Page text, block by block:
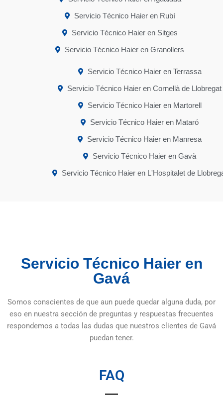
Servicio Técnico Haier en Rubí
Servicio Técnico Haier en Sitges
Servicio Técnico Haier en Granollers
Servicio Técnico Haier en Terrassa
Servicio Técnico Haier en Cornellà de Llobregat
Servicio Técnico Haier en Martorell
Servicio Técnico Haier en Mataró
Servicio Técnico Haier en Manresa
Servicio Técnico Haier en Gavà
Servicio Técnico Haier en L'Hospitalet de
Servicio Técnico Haier en
Gavá
Somos conscientes de que aun puede quedar alguna duda, por
eso en nuestra sección de preguntas y respuestas frecuentes
respondemos a todas las dudas que nuestros clientes de Gavá
puedan tener.
FAQ